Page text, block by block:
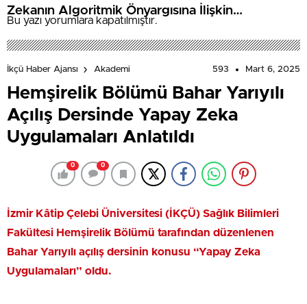
Zekanın Algoritmik Önyargısına İlişkin
Farkındalık Düzeylerini Araştıracak
Bu yazı yorumlara kapatılmıştır.
İkçü Haber Ajansı Akademi 593 Mart 6, 2025
Hemşirelik Bölümü Bahar Yarıyılı
Açılış Dersinde Yapay Zeka
Uygulamaları Anlatıldı
0 0
İzmir Kâtip Çelebi Üniversitesi (İKÇÜ) Sağlık Bilimleri
Fakültesi Hemşirelik Bölümü tarafından düzenlenen
Bahar Yarıyılı açılış dersinin konusu “Yapay Zeka
Uygulamaları” oldu.